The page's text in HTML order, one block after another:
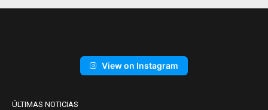
View on Instagram
ÚLTIMAS NOTICIAS